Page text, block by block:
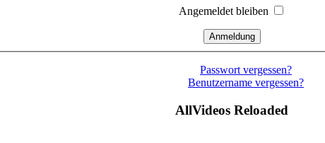
Angemeldet bleiben
Passwort vergessen?
Benutzername vergessen?
AllVideos Reloaded